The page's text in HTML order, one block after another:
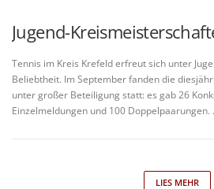
Jugend-
Tennis im Kreis Krefeld erfreut sich unter
Beliebtheit. Im September fanden die
unter großer Beteiligung statt: es gab 26
Einzelmeldungen und 100 Doppelpaarungen.
LIES MEHR